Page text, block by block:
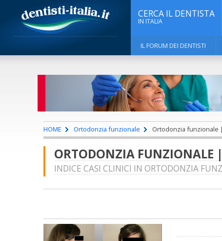
CERCA IL DENTISTA
IN ITALIA
IL FORUM DEI DENTISTI
HOME Ortodonzia funzionale Ortodonzia funzionale |
ORTODONZIA FUNZIONALE
INDICE CASI CLINICI IN ORTODONZIA